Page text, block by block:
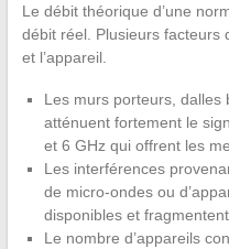
Le débit théorique d’une
débit réel. Plusieurs facteurs
et l’appareil.
Les murs porteurs, dalles
atténuent fortement le
et 6 GHz qui offrent les
Les interférences
de micro-ondes ou
disponibles et
Le nombre d’appareils